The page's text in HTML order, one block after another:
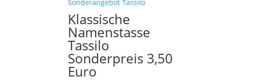
Klassische
Namenstasse
Tassilo
Sonderpreis 3,50
Euro